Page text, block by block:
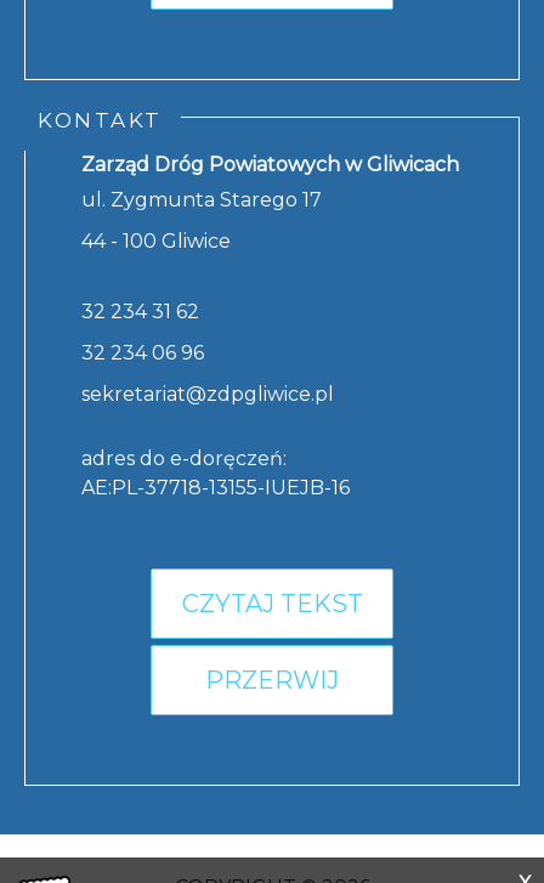
KONTAKT
Zarząd Dróg Powiatowych w Gliwicach
ul. Zygmunta Starego 17
44 - 100 Gliwice
32 234 31 62
32 234 06 96
sekretariat@zdpgliwice.pl
adres do e-doręczeń:
AE:PL-37718-13155-IUEJB-16
CZYTAJ TEKST
PRZERWIJ